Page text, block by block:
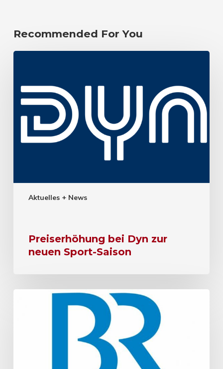
Recommended For You
Aktuelles + News
Preiserhöhung bei Dyn zur
neuen Sport-Saison